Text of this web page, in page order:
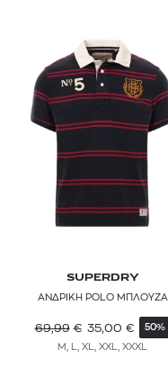
SUPERDRY
ΑΝΔΡΙΚΗ POLO ΜΠΛΟΥΖΑ
69,99 € 35,00 € 50%
M, L, XL, XXL, XXXL